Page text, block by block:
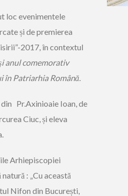
loc evenimentele
și de premierea
2017, în contextul
anul comemorativ
în Patriarhia Română
Pr.Axinioaie Ioan, de
Ciuc, și eleva
Arhiepiscopiei
: „Cu această
Nifon din București,